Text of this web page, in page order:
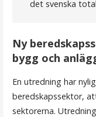
det svenska
Ny
bygg och
En utredning har
beredskapssektor,
sektorerna.